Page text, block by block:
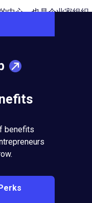
benefits
中心，也是企业家组织
在充满活力的地区培育
会员大多来自其他国
果作为一个独立国家，
习活动和培育包容的全
近的中国东部分会加入